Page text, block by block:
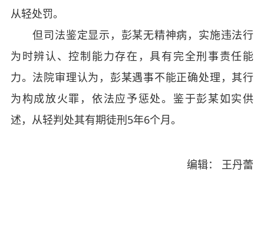
从轻处罚。
但司法鉴定显示，彭某无精神病，实施违法行
为时辨认、控制能力存在，具有完全刑事责任能
力。法院审理认为，彭某遇事不能正确处理，其行
为构成放火罪，依法应予惩处。鉴于彭某如实供
述，从轻判处其有期徒刑5年6个月。
编辑： 王丹蕾